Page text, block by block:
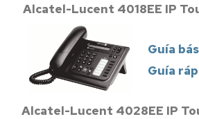
Alcatel-Lucent 4018EE IP
Guía
Guía
Alcatel-Lucent 4028EE IP